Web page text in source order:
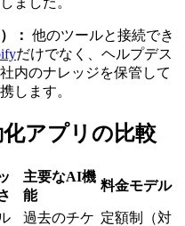
： 他のツールと接続でき
だけでなく、ヘルプデス
内のナレッジを保管して
します。
アプリの比較
主要なAI機
能
料金モデル
過去のチケ 定額制（対